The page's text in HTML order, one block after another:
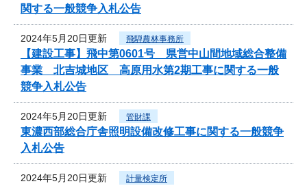
関する一般競争入札公告
2024年5月20日更新 飛騨農林事務所
【建設工事】飛中第0601号 県営中山間地域総合整備
事業 北吉城地区 高原用水第2期工事に関する一般
競争入札公告
2024年5月20日更新 管財課
東濃西部総合庁舎照明設備改修工事に関する一般競争
入札公告
2024年5月20日更新 計量検定所